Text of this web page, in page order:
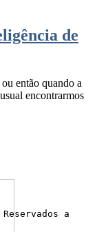
de
então quando a
encontrarmos
a